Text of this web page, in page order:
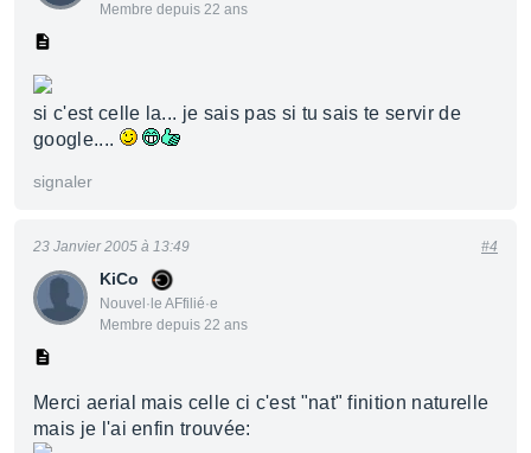
Membre depuis 22 ans
si c'est celle la... je sais pas si tu sais te servir de
google....
signaler
KiCo
Nouvel·le AFfilié·e
Membre depuis 22 ans
23 Janvier 2005 à 13:49 #4
Merci aerial mais celle ci c'est "nat" finition naturelle
mais je l'ai enfin trouvée: